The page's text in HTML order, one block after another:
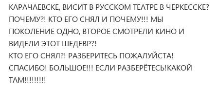
КАРАЧАЕВСКЕ, ВИСИТ В РУССКОМ ТЕАТРЕ В ЧЕРКЕССКЕ?
ПОЧЕМУ?! КТО ЕГО СНЯЛ И ПОЧЕМУ!!! МЫ
ПОКОЛЕНИЕ ОДНО, ВТОРОЕ СМОТРЕЛИ КИНО И
ВИДЕЛИ ЭТОТ ШЕДЕВР?!
КТО ЕГО СНЯЛ?! РАЗБЕРИТЕСЬ ПОЖАЛУЙСТА!
СПАСИБО! БОЛЬШОЕ!!! ЕСЛИ РАЗБЕРЁТЕСЬ!КАКОЙ
ТАМ!!!!!!!!!